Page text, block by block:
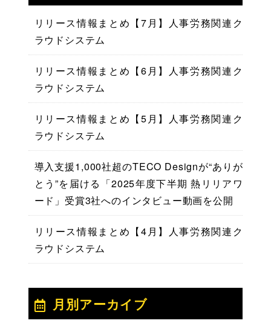
リリース情報まとめ【7月】人事労務関連ク
ラウドシステム
リリース情報まとめ【6月】人事労務関連ク
ラウドシステム
リリース情報まとめ【5月】人事労務関連ク
ラウドシステム
導入支援1,000社超のTECO Designが“ありが
とう”を届ける「2025年度下半期 熱リリアワ
ード」受賞3社へのインタビュー動画を公開
リリース情報まとめ【4月】人事労務関連ク
ラウドシステム
月別アーカイブ